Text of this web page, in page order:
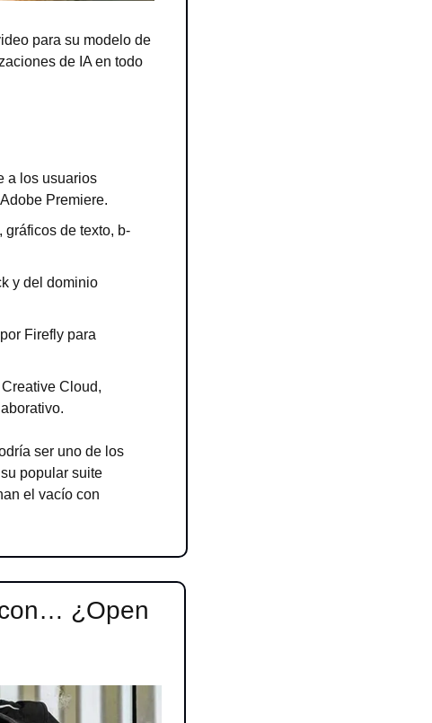
para su modelo de
de IA en todo
a los usuarios
Premiere.
de texto, b-
y del dominio
Firefly para
Cloud,
ser uno de los
popular suite
el vacío con
¿Open